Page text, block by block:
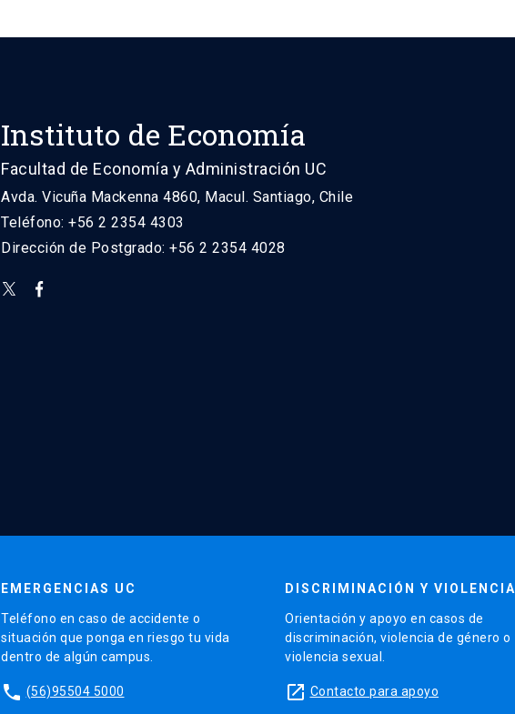
Instituto de Economía
Facultad de Economía y Administración UC
Avda. Vicuña Mackenna 4860, Macul. Santiago, Chile
Teléfono: +56 2 2354 4303
Dirección de Postgrado: +56 2 2354 4028
EMERGENCIAS UC
Teléfono en caso de accidente o
situación que ponga en riesgo tu vida
dentro de algún campus.
phone (56)95504 5000
DISCRIMINACIÓN Y VIOLENCIA
Orientación y apoyo en casos de
discriminación, violencia de género o
violencia sexual.
launch Contacto para apoyo